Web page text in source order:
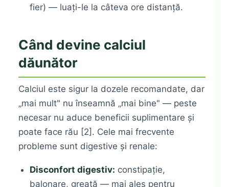
fier) — luați-le la câteva ore distanță.
Când devine calciul
dăunător
Calciul este sigur la dozele recomandate, dar
„mai mult" nu înseamnă „mai bine" — peste
necesar nu aduce beneficii suplimentare și
poate face rău [2]. Cele mai frecvente
probleme sunt digestive și renale:
Disconfort digestiv: constipație,
balonare, greață — mai ales pentru